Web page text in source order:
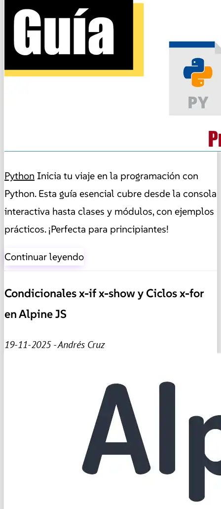
Python Inicia tu viaje en la programación con
Python. Esta guía esencial cubre desde la consola
interactiva hasta clases y módulos, con ejemplos
prácticos. ¡Perfecta para principiantes!
Continuar leyendo
Condicionales x-if x-show y Ciclos x-for
en Alpine JS
19-11-2025 - Andrés Cruz